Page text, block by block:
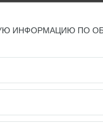
ИНФОРМАЦИЮ ПО